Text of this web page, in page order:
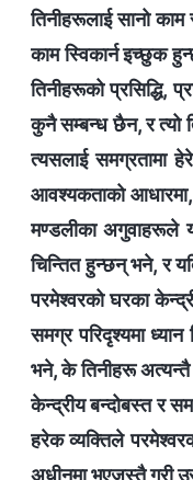
तिनीहरूलाई सानो
काम स्विकार्न इच्छुक
तिनीहरूको प्रसिद्धि,
कुनै सम्बन्ध छैन, र त्यो
त्यसलाई समग्रतामा
आवश्यकताको आधारमा,
मण्डलीका अगुवाहरूले
चिन्तित हुन्छन् भने, र
परमेश्‍वरको घरका
समग्र परिदृश्यमा
भने, के तिनीहरू अत्यन्तै
केन्द्रीय बन्दोबस्त र
हरेक व्यक्तिले
अधीनमा भएजस्तै गरी